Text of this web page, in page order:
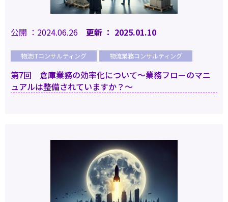
公開 ：2024.06.26 更新 ： 2025.01.10
物流ITコンサルティング 物流業務コンサルティング
第7回 倉庫業務の効率化について～業務フローのマニ
ュアルは整備されていますか？～